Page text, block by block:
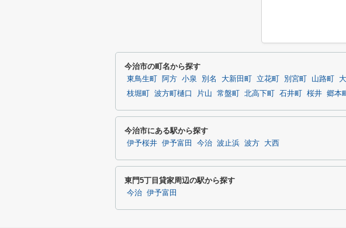
今治市の町名から探す
東鳥生町 阿方 小泉 別名 大新田町 立花町 別宮町 山路町
枝堀町
波方町樋口 片山 常盤町 北高下町 石井町 桜井 郷本町
今治市にある駅から探す
伊予桜井 伊予富田 今治 波止浜 波方 大西
東門5丁目貸家周辺の駅から探す
今治 伊予富田